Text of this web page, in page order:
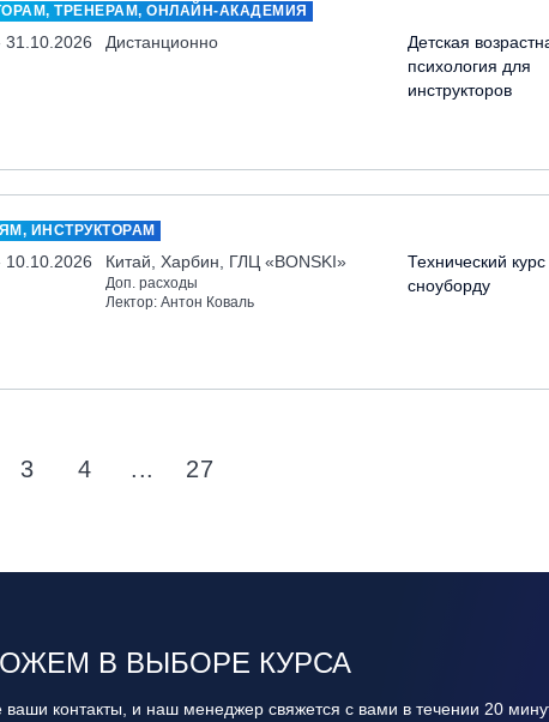
ТРЕНЕРАМ, ОНЛАЙН-АКАДЕМИЯ
31.10.2026 Дистанционно
Детская
психология для
инструкторов
ИНСТРУКТОРАМ
10.10.2026 Китай, Харбин, ГЛЦ «BONSKI»
Доп. расходы
Лектор: Антон Коваль
Технический
сноуборду
3 4 ... 27
В ВЫБОРЕ КУРСА
ваши контакты, и наш менеджер свяжется с вами в течении 20